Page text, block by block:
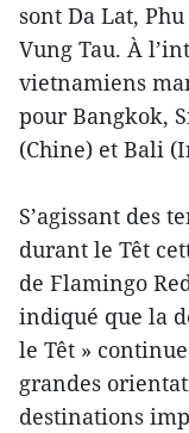
sont Da Lat,
Vung Tau. À
vietnamiens
pour Bangkok,
(Chine) et Bali
S’agissant des
durant le Têt
de Flamingo
indiqué que la
le Têt »
grandes
destinations